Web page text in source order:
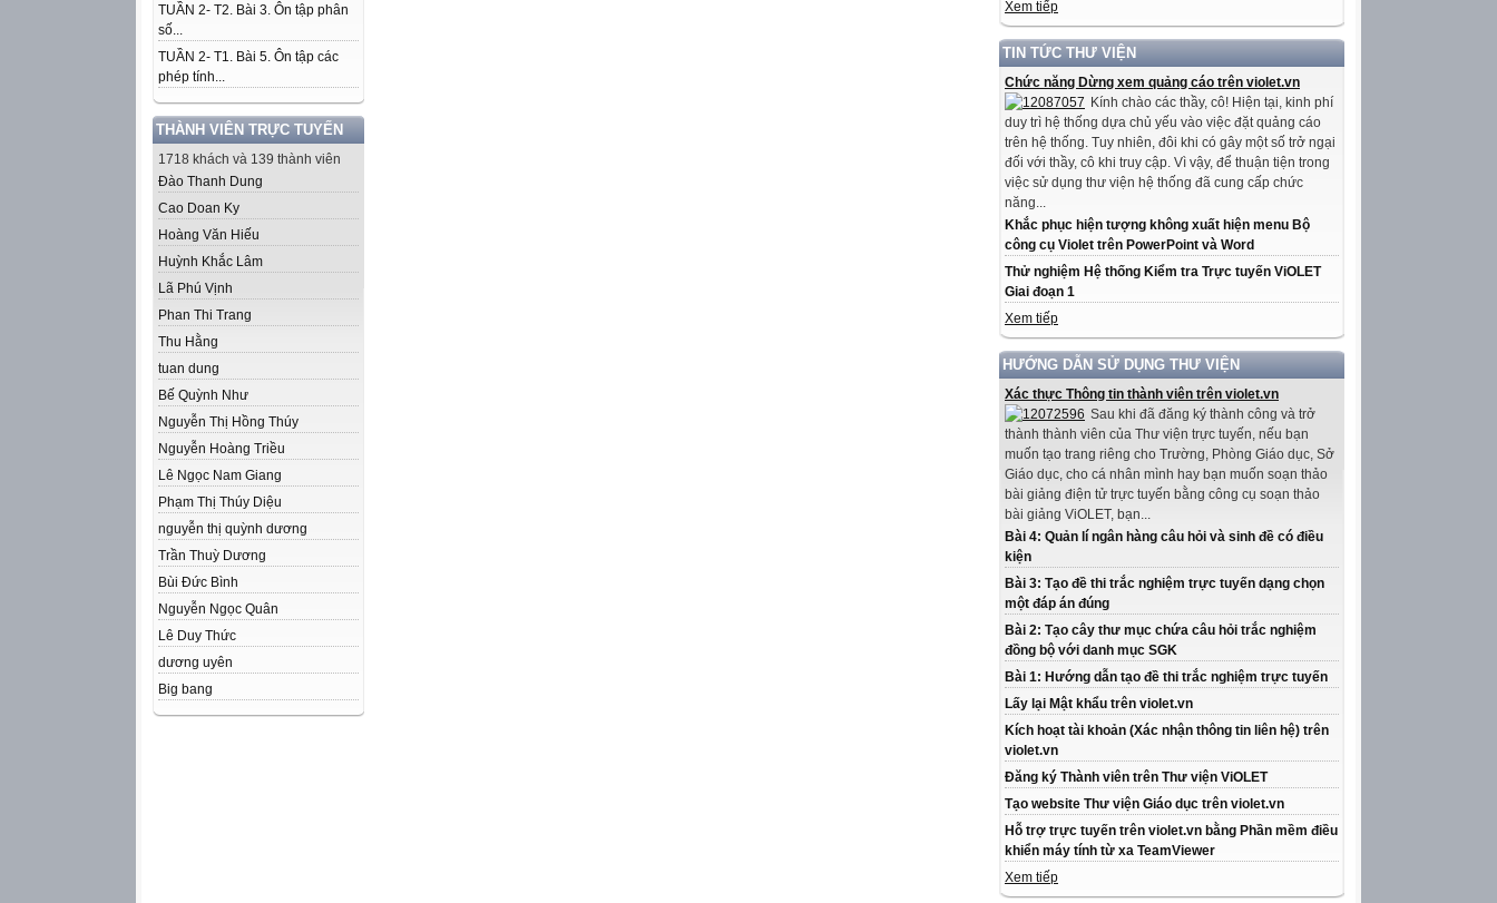
TUẦN 2- T2. Bài 3. Ôn tập phân
số...
TUẦN 2- T1. Bài 5. Ôn tập các
phép tính...
THÀNH VIÊN TRỰC TUYẾN
1718 khách và 139 thành viên
Đào Thanh Dung
Cao Doan Ky
Hoàng Văn Hiếu
Huỳnh Khắc Lâm
Lã Phú Vịnh
Phan Thi Trang
Thu Hằng
tuan dung
Bế Quỳnh Như
Nguyễn Thị Hồng Thúy
Nguyễn Hoàng Triều
Lê Ngọc Nam Giang
Phạm Thị Thúy Diệu
nguyễn thị quỳnh dương
Trần Thuỳ Dương
Bùi Đức Bình
Nguyễn Ngọc Quân
Lê Duy Thức
dương uyên
Big bang
Xem tiếp
TIN TỨC THƯ VIỆN
Chức năng Dừng xem quảng cáo trên violet.vn
Kính chào các thầy, cô! Hiện tại, kinh phí
duy trì hệ thống dựa chủ yếu vào việc đặt quảng cáo
trên hệ thống. Tuy nhiên, đôi khi có gây một số trở ngại
đối với thầy, cô khi truy cập. Vì vậy, để thuận tiện trong
việc sử dụng thư viện hệ thống đã cung cấp chức
năng...
Khắc phục hiện tượng không xuất hiện menu Bộ
công cụ Violet trên PowerPoint và Word
Thử nghiệm Hệ thống Kiểm tra Trực tuyến ViOLET
Giai đoạn 1
Xem tiếp
HƯỚNG DẪN SỬ DỤNG THƯ VIỆN
Xác thực Thông tin thành viên trên violet.vn
Sau khi đã đăng ký thành công và trở
thành thành viên của Thư viện trực tuyến, nếu bạn
muốn tạo trang riêng cho Trường, Phòng Giáo dục, Sở
Giáo dục, cho cá nhân mình hay bạn muốn soạn thảo
bài giảng điện tử trực tuyến bằng công cụ soạn thảo
bài giảng ViOLET, bạn...
Bài 4: Quản lí ngân hàng câu hỏi và sinh đề có điều
kiện
Bài 3: Tạo đề thi trắc nghiệm trực tuyến dạng chọn
một đáp án đúng
Bài 2: Tạo cây thư mục chứa câu hỏi trắc nghiệm
đồng bộ với danh mục SGK
Bài 1: Hướng dẫn tạo đề thi trắc nghiệm trực tuyến
Lấy lại Mật khẩu trên violet.vn
Kích hoạt tài khoản (Xác nhận thông tin liên hệ) trên
violet.vn
Đăng ký Thành viên trên Thư viện ViOLET
Tạo website Thư viện Giáo dục trên violet.vn
Hỗ trợ trực tuyến trên violet.vn bằng Phần mềm điều
khiển máy tính từ xa TeamViewer
Xem tiếp